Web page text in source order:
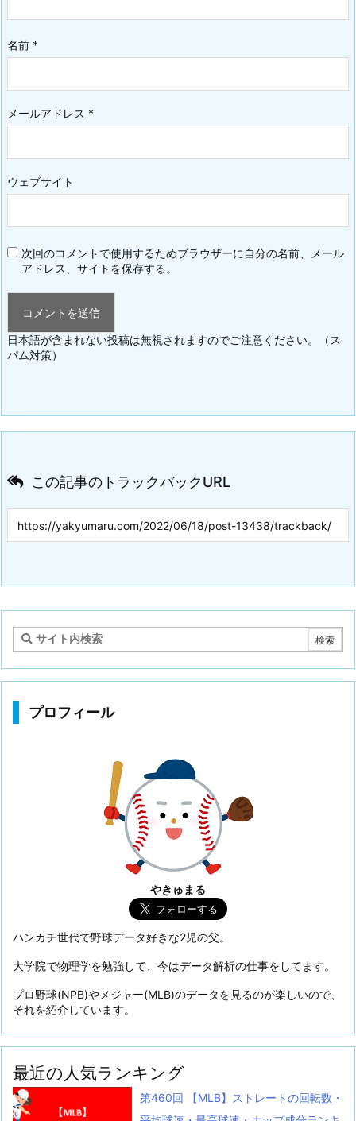
名前 *
メールアドレス *
ウェブサイト
次回のコメントで使用するためブラウザーに自分の名前、メール
アドレス、サイトを保存する。
日本語が含まれない投稿は無視されますのでご注意ください。（ス
パム対策）
この記事のトラックバックURL
プロフィール
やきゅまる
ハンカチ世代で野球データ好きな2児の父。
大学院で物理学を勉強して、今はデータ解析の仕事をしてます。
プロ野球(NPB)やメジャー(MLB)のデータを見るのが楽しいので、
それを紹介しています。
最近の人気ランキング
第460回 【MLB】ストレートの回転数・